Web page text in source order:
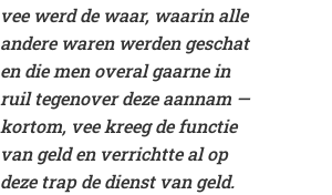
vee werd de waar, waarin alle
andere waren werden geschat
en die men overal gaarne in
ruil tegenover deze aannam —
kortom, vee kreeg de functie
van geld en verrichtte al op
deze trap de dienst van geld.